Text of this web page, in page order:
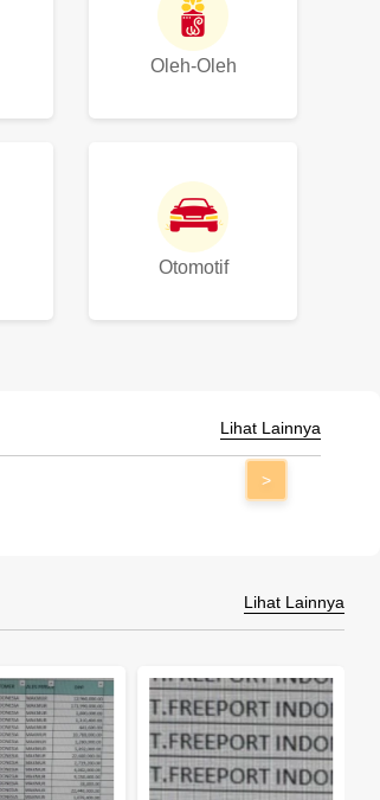
Oleh-Oleh
Otomotif
Lihat Lainnya
>
Lihat Lainnya